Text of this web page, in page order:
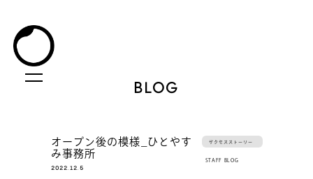
BLOG
オープン後の模様_ひとやす
み事務所
2022.12.5
サクセスストーリー
STAFF BLOG